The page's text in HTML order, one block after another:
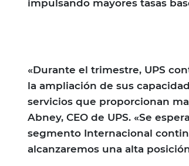
impulsando mayores tasas
«Durante el trimestre, UPS
la ampliación de sus
servicios que proporcionan
Abney, CEO de UPS. «Se
segmento Internacional
alcanzaremos una alta